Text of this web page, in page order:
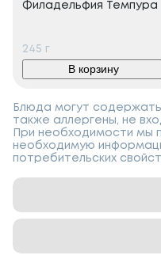
Филадельфия Темпура
245 г
В корзину
Блюда могут
также аллергены, не
При необходимости мы
необходимую
потребительских